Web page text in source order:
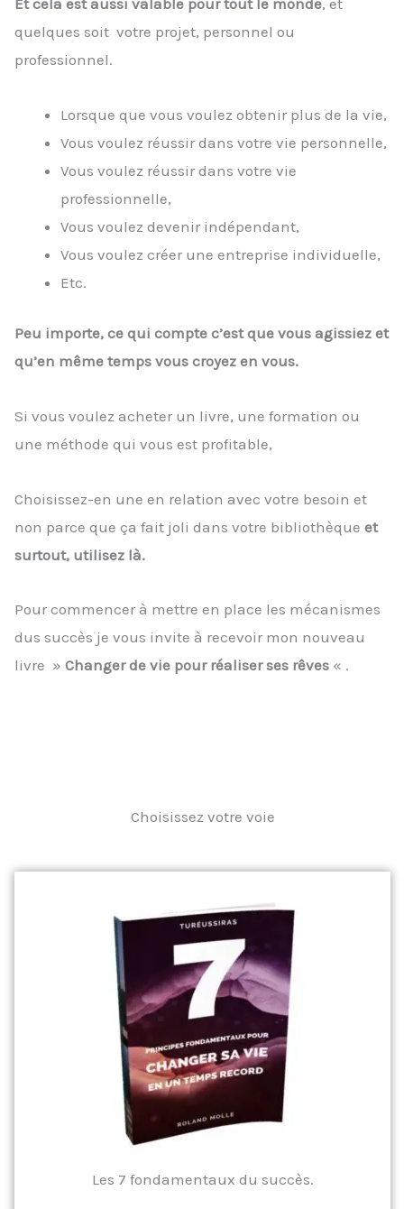
quelques soit votre projet, personnel ou
professionnel.
Lorsque que vous voulez obtenir plus de la vie,
Vous voulez réussir dans votre vie personnelle,
Vous voulez réussir dans votre vie
professionnelle,
Vous voulez devenir indépendant,
Vous voulez créer une entreprise individuelle,
Etc.
Peu importe, ce qui compte c’est que vous agissiez et
qu’en même temps vous croyez en vous.
Si vous voulez acheter un livre, une formation ou
une méthode qui vous est profitable,
Choisissez-en une en relation avec votre besoin et
non parce que ça fait joli dans votre bibliothèque et
surtout, utilisez là.
Pour commencer à mettre en place les mécanismes
dus succès je vous invite à recevoir mon nouveau
livre » Changer de vie pour réaliser ses rêves « .
Choisissez votre voie
Les 7 fondamentaux du succès.